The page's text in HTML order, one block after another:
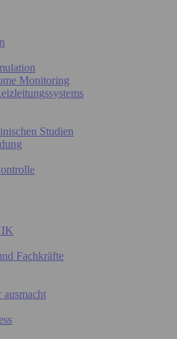
Monitoring
Studien
Fachkräfte
ausmacht